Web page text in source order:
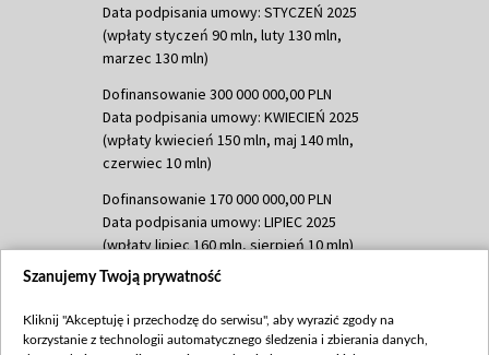
Data podpisania umowy: STYCZEŃ 2025
(wpłaty styczeń 90 mln, luty 130 mln,
marzec 130 mln)
Dofinansowanie 300 000 000,00 PLN
Data podpisania umowy: KWIECIEŃ 2025
(wpłaty kwiecień 150 mln, maj 140 mln,
czerwiec 10 mln)
Dofinansowanie 170 000 000,00 PLN
Data podpisania umowy: LIPIEC 2025
(wpłaty lipiec 160 mln, sierpień 10 mln)
Dofinansowanie 60 000 000,00 PLN
(wpłata wrzesień 60 mln)
Szanujemy Twoją prywatność
Kliknij "Akceptuję i przechodzę do serwisu", aby wyrazić zgody na
korzystanie z technologii automatycznego śledzenia i zbierania danych,